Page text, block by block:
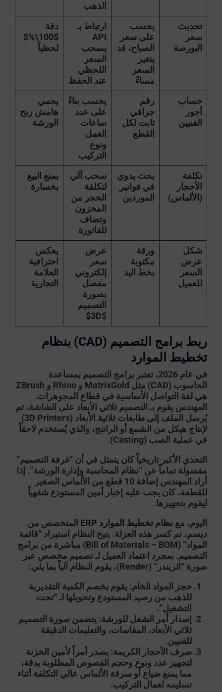
الذهب
تحديث
سعر
البورصة
يحسب
على سعر
الصباح، قد
يتغير
السعر
مساءً
ارتباط بـ
API
يسحب
السعر
اللحظي
عند الحفظ
دقة
$100\%$
لحظياً
حساب
أجور
الفنيين
رقم
جزافي
ثابت لكل
القطع
يحسب بناءً
على عدد
ساعات
العمل
ونوع
التركيب
يحمي
هامش ربح
الورشة
تكلفة
الأحجار
(الألماس)
بحث يدوي
في فواتير
الموردين
سحب آلي
لتكلفة
الحجر من
المخزون
وتضاف
للفاتورة
يمنع البيع
بخسارة
شكل
عرض
السعر
للعميل
ورقة
مكتوبة
بخط اليد
عرض
سعر
إلكتروني
مفصل
بصورة
التصميم
$3D$
يعكس
احترافية
العلامة
التجارية
ربط برامج التصميم (CAD) بنظام
تخطيط الموارد
في عام 2026، تعتبر برامج التصميم بمساعدة
الحاسوب (CAD) مثل MatrixGold و Rhino و ZBrush
هي لغة التواصل الأساسية في قطاع المجوهرات.
المهندس يقوم بـ التصميم ثلاثي الأبعاد على الشاشة، ثم
يُرسل الملف إلى طابعات ثلاثية الأبعاد (3D Printers)
لإنتاج هيكل من الشمع أو الراتنج، والذي يُستخدم لاحقاً
في عملية الصب (Casting).
التحدي الأكبر تاريخياً كان يتمثل في أن “غرفة التصميم”
مفصولة تماماً عن “نظام المحاسبة وإدارة الورشة”. إذا
أراد المهندس إضافة 10 قطع من الألماس الصغير
للقطعة، كان يجب عليه إخبار أمين المستودع شفهياً
ليقوم بتجهيزها.
اليوم، مع نظام تخطيط الموارد ERP
المتخصص من
ديسم، تم كسر هذه العزلة. يتيح النظام استيراد “قائمة
المواد” (Bill of Materials – BOM) مباشرة من برامج
التصميم. بمجرد اعتماد العميل لـتصميم مخصص عبر
صورة “الريندر” (Render)، يقوم النظام آلياً بما يلي:
حجز المواد الخام: يقوم بخصم الكمية التقديرية
للذهب من رصيد المستودع وتحويلها لـ “تحت
التشغيل”.
إصدار أمر الشغل للورشة: يتضمن صورة التصميم
ثلاثي الأبعاد، المقاسات، والتعليمات الدقيقة
للفنيين.
صرف الأحجار الكريمة: يصدر أمراً لأمين الخزنة
لتجهيز عدد ونوع وحجم الفصوص المطلوبة بدقة،
مما يمنع ضياع أو سرقة الألماس عالي التكلفة أثناء
تسليمه لعمال التركيب.